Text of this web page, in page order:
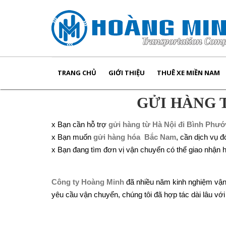
TRANG CHỦ GIỚI THIỆU THUÊ XE MIỀN NAM
GỬI HÀNG
x Bạn cần hỗ trợ gửi hàng từ Hà Nội đi Bình
x Bạn muốn gửi hàng hóa Bắc Nam, cần dịch vụ
x Bạn đang tìm đơn vị vận chuyển có thể giao
Công ty Hoàng Minh đã nhiều năm kinh nghiệm
yêu cầu vận chuyển, chúng tôi đã hợp tác dài lâu